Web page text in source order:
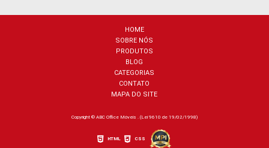
HOME
SOBRE NÓS
PRODUTOS
BLOG
CATEGORIAS
CONTATO
MAPA DO SITE
Copyright © ABC Office Móveis . (Lei 9610 de 19/02/1998)
HTML CSS